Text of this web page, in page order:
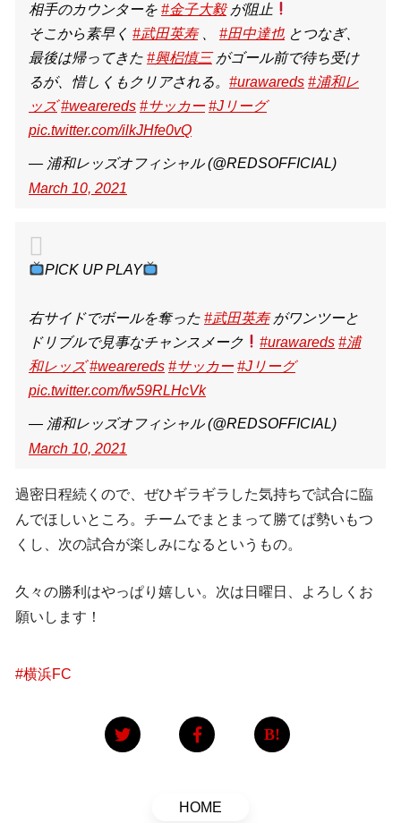
相手のカウンターを #金子大毅が阻止
そこから素早く #武田英寿、 #田中達也 とつなぎ、
最後は帰ってきた #興梠慎三がゴール前で待ち受け
るが、惜しくもクリアされる。 #urawareds #浦和レ
ッズ #wearereds #サッカー #Jリーグ
pic.twitter.com/ilkJHfe0vQ
— 浦和レッズオフィシャル (@REDSOFFICIAL)
March 10, 2021
PICK UP PLAY
右サイドでボールを奪った #武田英寿がワンツーと
ドリブルで見事なチャンスメーク
#urawareds #浦
和レッズ #wearereds #サッカー #Jリーグ
pic.twitter.com/fw59RLHcVk
— 浦和レッズオフィシャル (@REDSOFFICIAL)
March 10, 2021
過密日程続くので、ぜひギラギラした気持ちで試合に臨
んでほしいところ。チームでまとまって勝てば勢いもつ
くし、次の試合が楽しみになるというもの。
久々の勝利はやっぱり嬉しい。次は日曜日、よろしくお
願いします！
#横浜FC
HOME